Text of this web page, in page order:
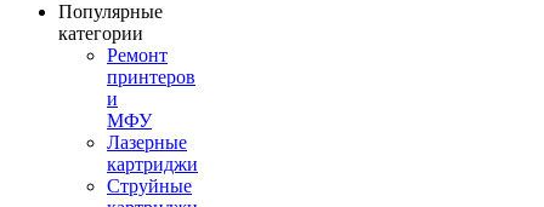
Популярные
категории
Ремонт
принтеров
и
МФУ
Лазерные
картриджи
Струйные